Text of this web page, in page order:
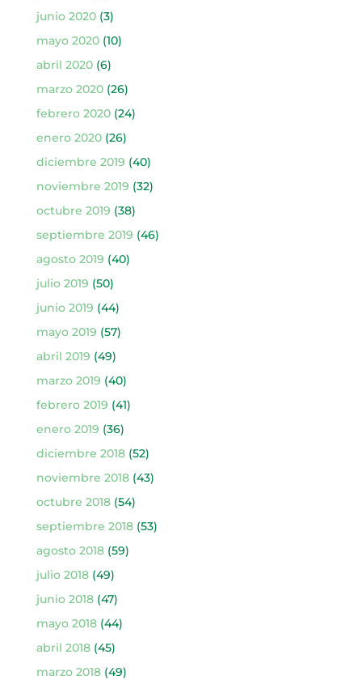
junio 2020(3)
mayo 2020(10)
abril 2020(6)
marzo 2020(26)
febrero 2020(24)
enero 2020(26)
diciembre 2019 (40)
noviembre 2019 (32)
octubre 2019 (38)
septiembre 2019 (46)
agosto 2019 (40)
julio 2019 (50)
junio 2019 (44)
mayo 2019 (57)
abril 2019 (49)
marzo 2019 (40)
febrero 2019 (41)
enero 2019 (36)
diciembre 2018(52)
noviembre 2018(43)
octubre 2018(54)
septiembre 2018(53)
agosto 2018(59)
julio 2018(49)
junio 2018(47)
mayo 2018(44)
abril 2018(45)
marzo 2018(49)